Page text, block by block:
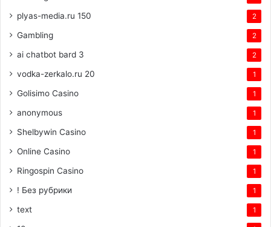
plyas-media.ru 150 2
Gambling 2
ai chatbot bard 3 2
vodka-zerkalo.ru 20 1
Golisimo Casino 1
anonymous 1
Shelbywin Casino 1
Online Casino 1
Ringospin Casino 1
! Без рубрики 1
text 1